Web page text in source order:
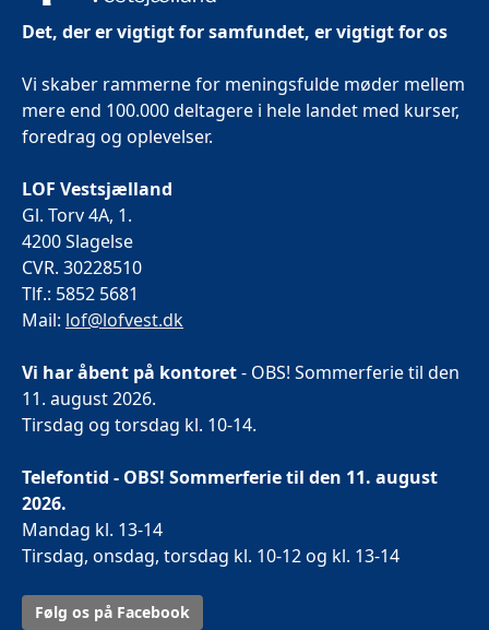
Det, der er vigtigt for samfundet, er vigtigt for os
Vi skaber rammerne for meningsfulde møder mellem
mere end 100.000 deltagere i hele landet med kurser,
foredrag og oplevelser.
LOF Vestsjælland
Gl. Torv 4A, 1.
4200 Slagelse
CVR. 30228510
Tlf.: 5852 5681
Mail: lof@lofvest.dk
Vi har åbent på kontoret- OBS! Sommerferie til den
11. august 2026.
Tirsdag og torsdag kl. 10-14.
Telefontid - OBS! Sommerferie til den 11. august
2026.
Mandag kl. 13-14
Tirsdag, onsdag, torsdag kl. 10-12 og kl. 13-14
Følg os på Facebook